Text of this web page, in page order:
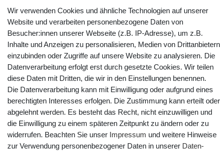
Vertrag widerrufen Kontakt
YouTube Facebook Instagram
Wir verwenden Cookies und ähnliche Technologien auf unserer
Website und verarbeiten personenbezogene Daten von
Besucher:innen unserer Webseite (z.B. IP-Adresse), um z.B.
Inhalte und Anzeigen zu personalisieren, Medien von Drittanbietern
einzubinden oder Zugriffe auf unsere Website zu analysieren. Die
Datenverarbeitung erfolgt erst durch gesetzte Cookies. Wir teilen
diese Daten mit Dritten, die wir in den Einstellungen benennen.
Die Datenverarbeitung kann mit Einwilligung oder aufgrund eines
berechtigten Interesses erfolgen. Die Zustimmung kann erteilt oder
abgelehnt werden. Es besteht das Recht, nicht einzuwilligen und
die Einwilligung zu einem späteren Zeitpunkt zu ändern oder zu
widerrufen. Beachten Sie unser Impressum und weitere Hinweise
zur Verwendung personenbezogener Daten in unserer Daten­